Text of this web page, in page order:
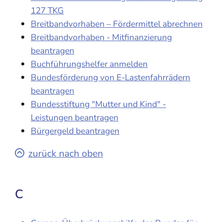
127 TKG
Breitbandvorhaben – Fördermittel abrechnen
Breitbandvorhaben - Mitfinanzierung
beantragen
Buchführungshelfer anmelden
Bundesförderung von E-Lastenfahrrädern
beantragen
Bundesstiftung "Mutter und Kind" -
Leistungen beantragen
Bürgergeld beantragen
zurück nach oben
C